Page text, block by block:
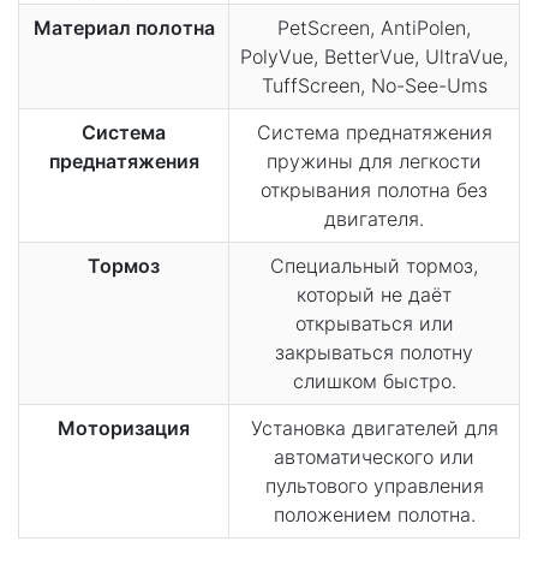
Материал полотна
PetScreen, AntiPolen,
PolyVue, BetterVue, UltraVue,
TuffScreen, No-See-Ums
Система
преднатяжения
Система преднатяжения
пружины для легкости
открывания полотна без
двигателя.
Тормоз
Специальный тормоз,
который не даёт
открываться или
закрываться полотну
слишком быстро.
Моторизация
Установка двигателей для
автоматического или
пультового управления
положением полотна.